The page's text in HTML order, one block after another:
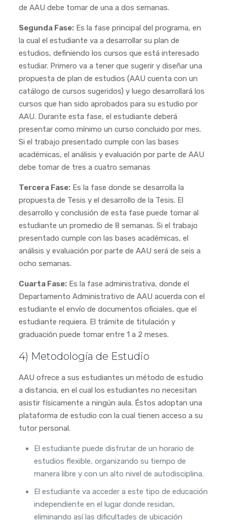
de AAU debe tomar de una a dos semanas.
Segunda Fase:Es la fase principal del programa, en
la cual el estudiante va a desarrollar su plan de
estudios, definiendo los cursos que está interesado
estudiar. Primero va a tener que sugerir y diseñar una
propuesta de plan de estudios (AAU cuenta con un
catálogo de cursos sugeridos) y luego desarrollará los
cursos que han sido aprobados para su estudio por
AAU. Durante esta fase, el estudiante deberá
presentar como mínimo un curso concluido por mes.
Si el trabajo presentado cumple con las bases
académicas, el análisis y evaluación por parte de AAU
debe tomar de tres a cuatro semanas
Tercera Fase:Es la fase donde se desarrolla la
propuesta de Tesis y el desarrollo de la Tesis. El
desarrollo y conclusión de esta fase puede tomar al
estudiante un promedio de 8 semanas. Si el trabajo
presentado cumple con las bases académicas, el
análisis y evaluación por parte de AAU será de seis a
ocho semanas.
Cuarta Fase:Es la fase administrativa, donde el
Departamento Administrativo de AAU acuerda con el
estudiante el envío de documentos oficiales, que el
estudiante requiera. El trámite de titulación y
graduación puede tomar entre 1 a 2 meses.
4) Metodología de Estudio
AAU ofrece a sus estudiantes un método de estudio
a distancia, en el cual los estudiantes no necesitan
asistir físicamente a ningún aula. Éstos adoptan una
plataforma de estudio con la cual tienen acceso a su
tutor personal.
El estudiante puede disfrutar de un horario de
estudios flexible, organizando su tiempo de
manera libre y con un alto nivel de autodisciplina.
El estudiante va acceder a este tipo de educación
independiente en el lugar donde residan,
eliminando así las dificultades de ubicación